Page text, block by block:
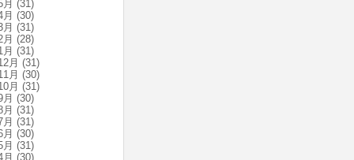
(31)
(30)
(31)
(28)
(31)
月 (31)
月 (30)
月 (31)
(30)
(31)
(31)
(30)
(31)
(30)